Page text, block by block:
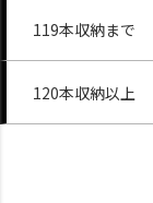
119本収納まで
120本収納以上